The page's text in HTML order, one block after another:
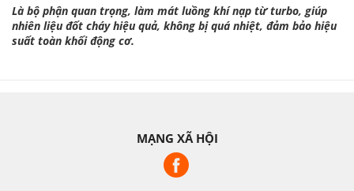
Là bộ phận quan trọng, làm mát luồng khí nạp từ turbo, giúp
nhiên liệu đốt cháy hiệu quả, không bị quá nhiệt, đảm bảo hiệu
suất toàn khối động cơ.
MẠNG XÃ HỘI